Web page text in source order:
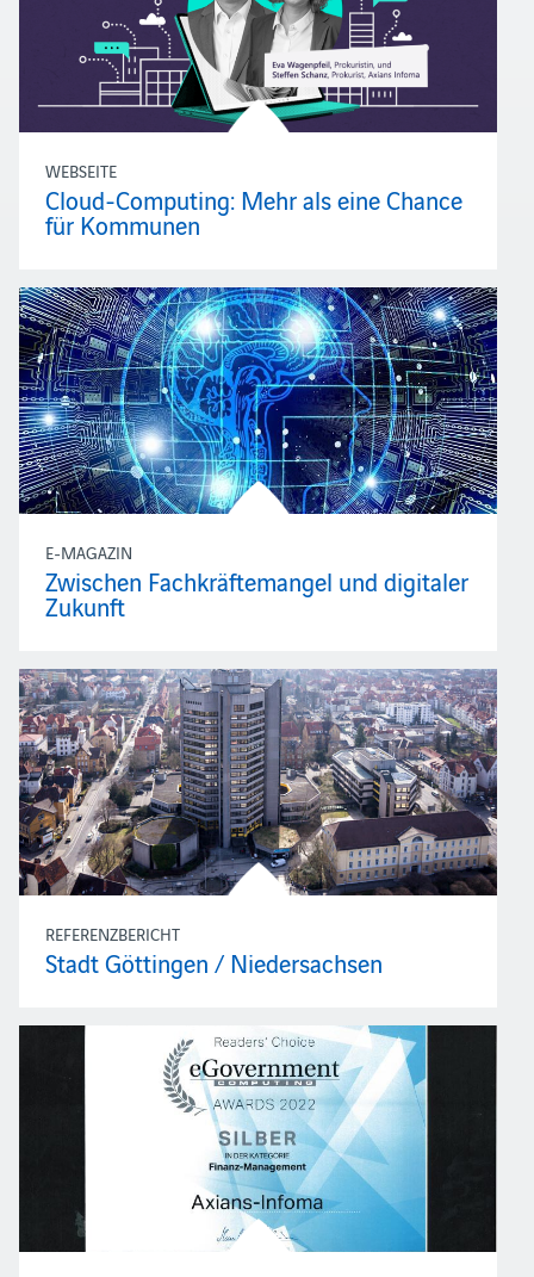
WEBSEITE
Cloud-Computing: Mehr als eine Chance
für Kommunen
E-MAGAZIN
Zwischen Fachkräftemangel und digitaler
Zukunft
REFERENZBERICHT
Stadt Göttingen / Niedersachsen